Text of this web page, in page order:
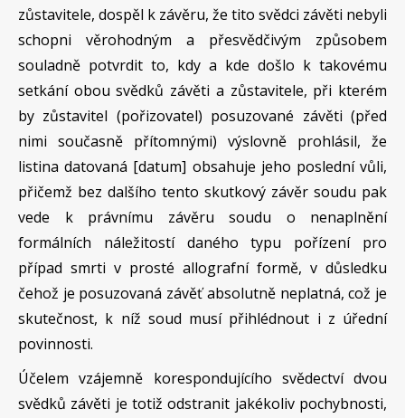
zůstavitele, dospěl k závěru, že tito svědci závěti nebyli
schopni věrohodným a přesvědčivým způsobem
souladně potvrdit to, kdy a kde došlo k takovému
setkání obou svědků závěti a zůstavitele, při kterém
by zůstavitel (pořizovatel) posuzované závěti (před
nimi současně přítomnými) výslovně prohlásil, že
listina datovaná [datum] obsahuje jeho poslední vůli,
přičemž bez dalšího tento skutkový závěr soudu pak
vede k právnímu závěru soudu o nenaplnění
formálních náležitostí daného typu pořízení pro
případ smrti v prosté allografní formě, v důsledku
čehož je posuzovaná závěť absolutně neplatná, což je
skutečnost, k níž soud musí přihlédnout i z úřední
povinnosti.
Účelem vzájemně korespondujícího svědectví dvou
svědků závěti je totiž odstranit jakékoliv pochybnosti,